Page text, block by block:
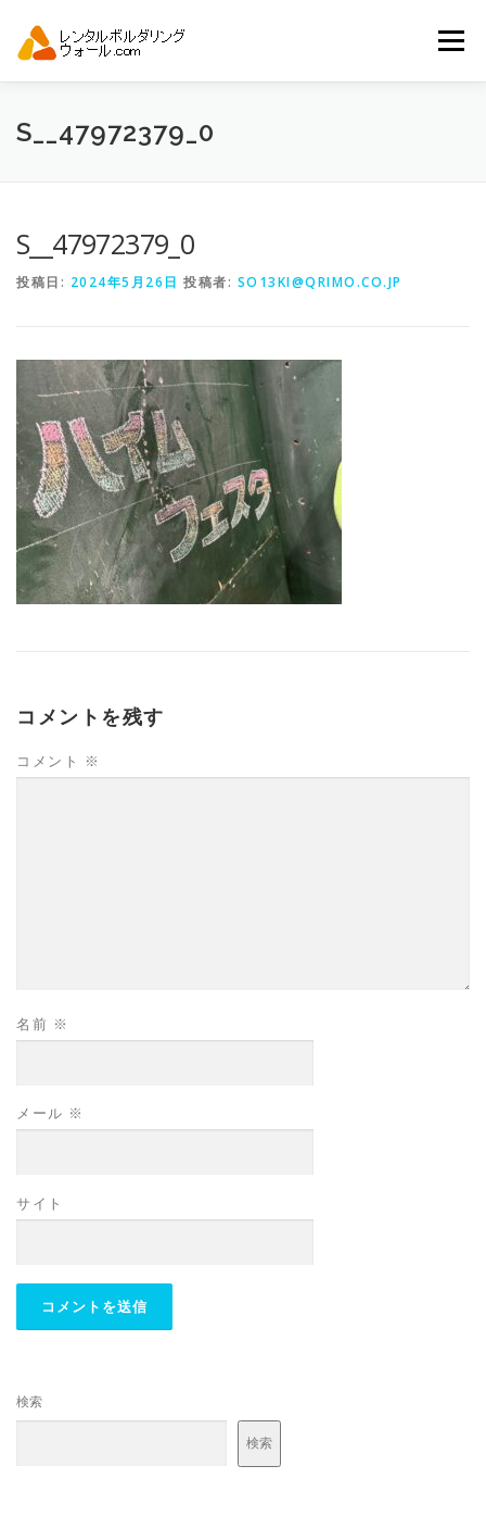
メニュー
トップ 自動見積り
S__47972379_0
S__47972379_0
投稿日: 2024年5月26日 投稿者: SO13KI@QRIMO.CO.JP
コメントを残す
コメント ※
名前 ※
メール ※
サイト
検索
検索